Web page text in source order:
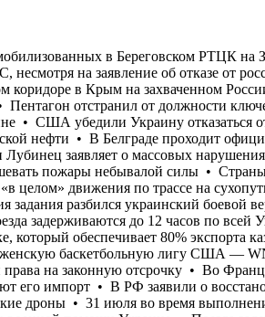
продолжают бушевать пожары небывалой силы • Страны ЕС, несмотря на заявление об отказе от российского газа к следующему году, увеличивают его импорт • В РФ заявили о восстановлении «в целом» движения по трассе на сухопутном коридоре в Крым на захваченном России юге Украины, которую постоянно атаковали украинские дроны • 31 июля во время выполнения задания разбился украинский боевой вертолет • Пентагон отстранил от должности ключевого военного чиновника, координирующего поставки военной помощи Украине • Поезда задерживаются до 12 часов по всей Украине • США убедили Украину отказаться от ударов по нефтяным танкерам и объектам Каспийского трубопроводного консорциума в Новороссийске, который обеспечивает 80% экспорта казахской нефти • В Белграде проходит официальная встреча Зеленского и Вучича • Бывший игрок НБА Энес Фридом подал заявку в женскую баскетбольную лигу США — WNBA • Омбудсмен Лубинец заявляет о массовых нарушениях прав мобилизованных в Береговском РТЦК на Закарпатье, где сотни мужчин лишали права на законную отсрочку • Во Франции продолжают бушевать пожары небывалой силы • Страны ЕС, несмотря на заявление об отказе от российского газа к следующему году, увеличивают его импорт • В РФ заявили о восстановлении «в целом» движения по трассе на сухопутном коридоре в Крым на захваченном России юге Украины, которую постоянно атаковали украинские дроны • 31 июля во время выполнения задания разбился украинский боевой вертолет • Пентагон отстранил от должности ключевого военного чиновника, координирующего поставки военной помощи Украине • Поезда задерживаются до 12 часов по всей Украине • США убедили Украину отказаться от ударов по нефтяным танкерам и объектам Каспийского трубопроводного консорциума в Новороссийске, который обеспечивает 80% экспорта казахской нефти • В Белграде проходит официальная встреча Зеленского и Вучича • Бывший игрок НБА Энес Фридом подал заявку в женскую баскетбольную лигу США — WNBA • Омбудсмен Лубинец заявляет о массовых нарушениях прав